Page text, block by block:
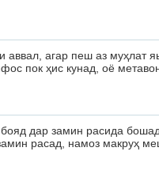
аввал, агар пеш аз муҳлат
пок ҳис кунад, оё
дар замин расида
расад, намоз макруҳ